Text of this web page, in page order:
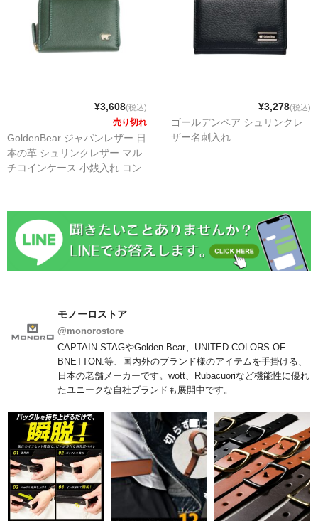
¥3,608(税込)
売り切れ
GoldenBear ジャパンレザー 日
本の革 シュリンクレザー マル
チコインケース 小銭入れ コン
¥3,278(税込)
ゴールデンベア シュリンクレ
ザー名刺入れ
モノーロストア
@monorostore
CAPTAIN STAGやGolden Bear、UNITED COLORS OF
BNETTON.等、国内外のブランド様のアイテムを手掛ける、
日本の老舗メーカーです。wott、Rubacuoriなど機能性に優れ
たユニークな自社ブランドも展開中です。